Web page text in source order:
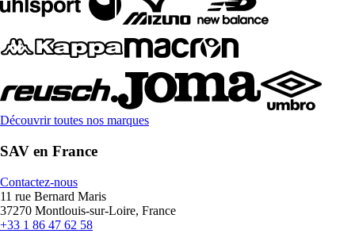
Découvrir toutes nos marques
SAV en France
Contactez-nous
11 rue Bernard Maris
37270 Montlouis-sur-Loire, France
+33 1 86 47 62 58